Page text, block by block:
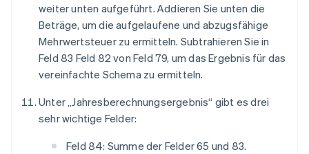
weiter unten aufgeführt. Addieren Sie unten die
Beträge, um die aufgelaufene und abzugsfähige
Mehrwertsteuer zu ermitteln. Subtrahieren Sie in
Feld 83 Feld 82 von Feld 79, um das Ergebnis für das
vereinfachte Schema zu ermitteln.
Unter „Jahresberechnungsergebnis“ gibt es drei
sehr wichtige Felder:
Feld 84: Summe der Felder 65 und 83.